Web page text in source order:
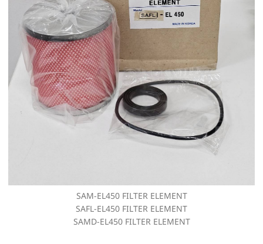
SAM-EL450 FILTER ELEMENT
SAFL-EL450 FILTER ELEMENT
SAMD-EL450 FILTER ELEMENT